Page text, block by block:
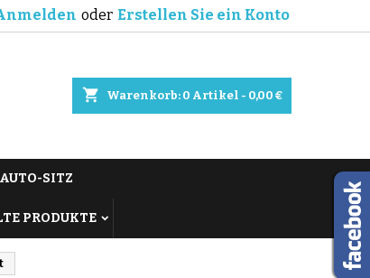
oder Erstellen Sie ein Konto
shopping_cart Warenkorb: 0 Artikel - 0,00 €
AUTO-SITZ
PRODUKTE